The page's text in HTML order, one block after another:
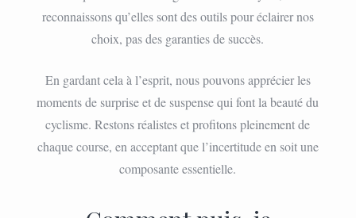
reconnaissons qu’elles sont des outils pour éclairer nos
choix, pas des garanties de succès.
En gardant cela à l’esprit, nous pouvons apprécier les
moments de surprise et de suspense qui font la beauté du
cyclisme. Restons réalistes et profitons pleinement de
chaque course, en acceptant que l’incertitude en soit une
composante essentielle.